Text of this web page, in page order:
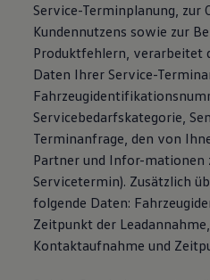
Service-Terminplanung, zur
Kundennutzens sowie zur
Produktfehlern, verarbeitet
Daten Ihrer Service-
Servicebedarfskategorie,
Terminanfrage, den von
Partner und Infor-mationen
Servicetermin). Zusätzlich
folgende Daten:
Zeitpunkt der
Kontaktaufnahme und